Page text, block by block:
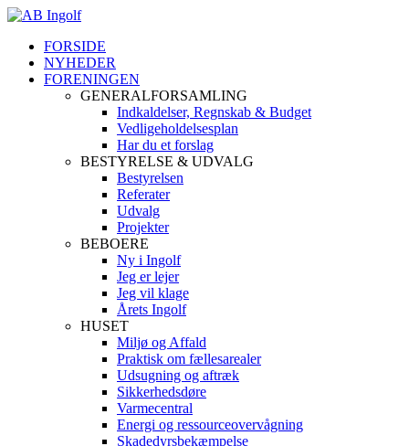
FORSIDE
NYHEDER
FORENINGEN
GENERALFORSAMLING
Indkaldelser, Regnskab & Budget
Vedligeholdelsesplan
Har du et forslag
BESTYRELSE & UDVALG
Bestyrelsen
Referater
Udvalg
Projekter
BEBOERE
Ny i Ingolf
Jeg er lejer
Jeg vil klage
Årets Ingolf
HUSET
Miljø og Affald
Praktisk om fællesarealer
Udsugning og aftræk
Sikkerhedsdøre
Varmecentral
Energi og ressourceovervågning
Skadedyrsbekæmpelse